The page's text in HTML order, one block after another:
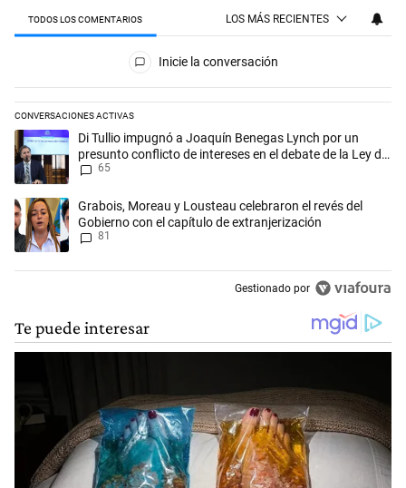
TODOS LOS COMENTARIOS LOS MÁS RECIENTES
Inicie la conversación
CONVERSACIONES ACTIVAS
Este listado muestra los artículos con más comentarios en los
Un artículo de tendencia con el título "Di Tullio impugnó a Joaquín
Di Tullio impugnó a Joaquín Benegas Lynch por un
presunto conflicto de intereses en el debate de la Ley de
Tierras
65
Un artículo de tendencia con el título "Grabois, Moreau y Lousteau
Grabois, Moreau y Lousteau celebraron el revés del
Gobierno con el capítulo de extranjerización
81
Gestionado por